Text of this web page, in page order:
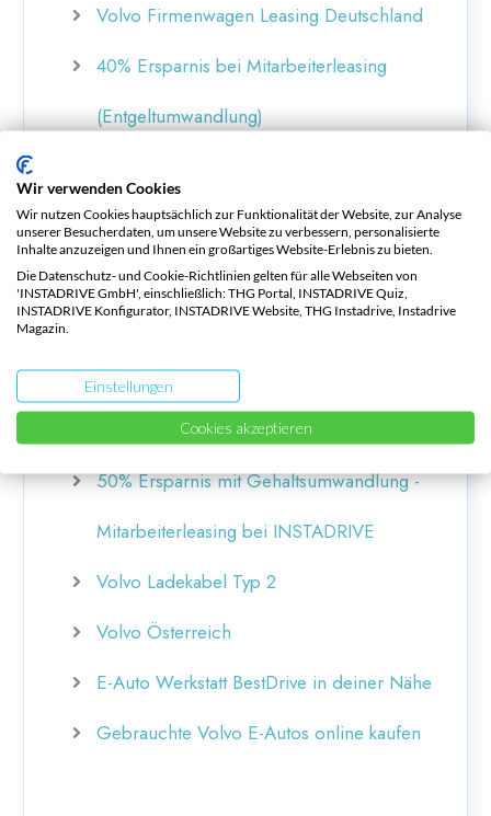
Volvo Firmenwagen Leasing Deutschland
40% Ersparnis bei Mitarbeiterleasing
(Entgeltumwandlung)
Volvo Deutschland
Gebrauchte Volvo E-Autos online kaufen
Österreich
Volvo All-inclusive-Abo
Volvo Firmenwagen Leasing Österreich
50% Ersparnis mit Gehaltsumwandlung -
Mitarbeiterleasing bei INSTADRIVE
Volvo Ladekabel Typ 2
Volvo Österreich
E-Auto Werkstatt BestDrive in deiner Nähe
Gebrauchte Volvo E-Autos online kaufen
Wir verwenden Cookies
Wir nutzen Cookies hauptsächlich zur Funktionalität der Website, zur Analyse
unserer Besucherdaten, um unsere Website zu verbessern, personalisierte
Inhalte anzuzeigen und Ihnen ein großartiges Website-Erlebnis zu bieten.
Die Datenschutz- und Cookie-Richtlinien gelten für alle Webseiten von
'INSTADRIVE GmbH', einschließlich: THG Portal, INSTADRIVE Quiz,
INSTADRIVE Konfigurator, INSTADRIVE Website, THG Instadrive, Instadrive
Magazin.
Einstellungen
Cookies akzeptieren